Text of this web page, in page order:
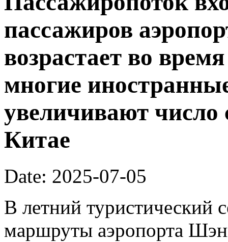
пассажиров
возрастает во
многие
увеличивают
Китае
Date: 2025-07-05
В летний туристический
маршруты аэропорта